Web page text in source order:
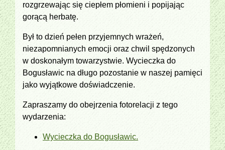
rozgrzewając się ciepłem płomieni i popijając
gorącą herbatę.
Był to dzień pełen przyjemnych wrażeń,
niezapomnianych emocji oraz chwil spędzonych
w doskonałym towarzystwie. Wycieczka do
Bogusławic na długo pozostanie w naszej pamięci
jako wyjątkowe doświadczenie.
Zapraszamy do obejrzenia fotorelacji z tego
wydarzenia:
Wycieczka do Bogusławic.